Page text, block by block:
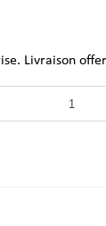
Livraison